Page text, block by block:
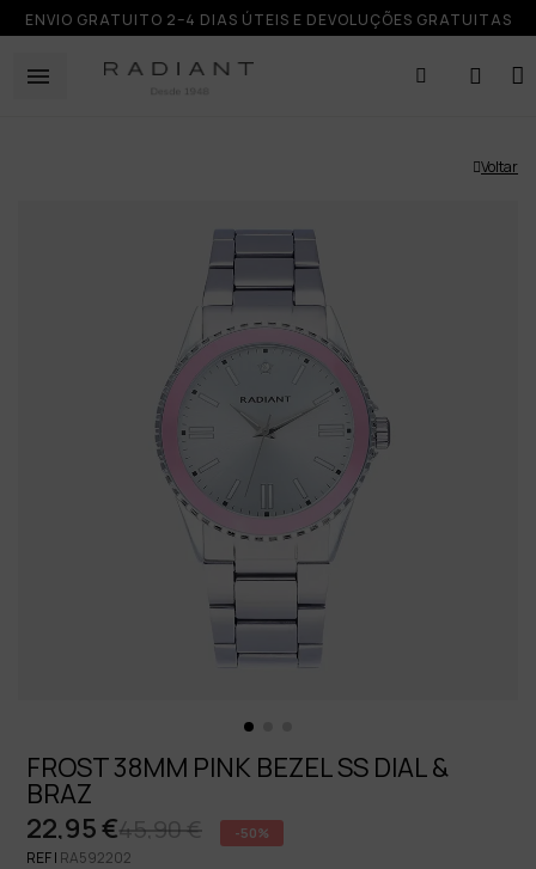
ENVIO GRATUITO 2–4 DIAS ÚTEIS E DEVOLUÇÕES GRATUITAS
Voltar
FROST 38MM PINK BEZEL SS DIAL &
BRAZ
45,90 €
22,95 € -50%
REF | RA592202